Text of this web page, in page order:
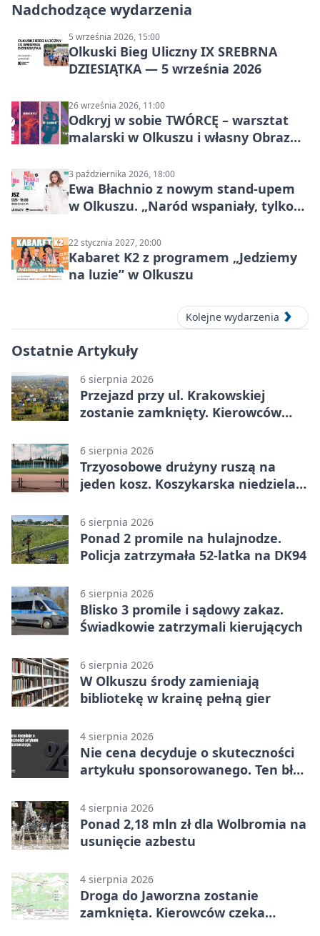
Nadchodzące wydarzenia
5 września 2026, 15:00
Olkuski Bieg Uliczny IX SREBRNA
DZIESIĄTKA — 5 września 2026
26 września 2026, 11:00
Odkryj w sobie TWÓRCĘ – warsztat
malarski w Olkuszu i własny Obraz
3 października 2026, 18:00
Ewa Błachnio z nowym stand-upem
w Olkuszu. „Naród wspaniały, tylko
22 stycznia 2027, 20:00
Kabaret K2 z programem „Jedziemy
na luzie” w Olkuszu
Kolejne wydarzenia
Ostatnie Artykuły
6 sierpnia 2026
Przejazd przy ul. Krakowskiej
zostanie zamknięty. Kierowców
6 sierpnia 2026
Trzyosobowe drużyny ruszą na
jeden kosz. Koszykarska niedziela
6 sierpnia 2026
Ponad 2 promile na hulajnodze.
Policja zatrzymała 52-latka na DK94
6 sierpnia 2026
Blisko 3 promile i sądowy zakaz.
Świadkowie zatrzymali kierujących
6 sierpnia 2026
W Olkuszu środy zamieniają
bibliotekę w krainę pełną gier
4 sierpnia 2026
Nie cena decyduje o skuteczności
artykułu sponsorowanego. Ten błąd
4 sierpnia 2026
Ponad 2,18 mln zł dla Wolbromia na
usunięcie azbestu
4 sierpnia 2026
Droga do Jaworzna zostanie
zamknięta. Kierowców czeka